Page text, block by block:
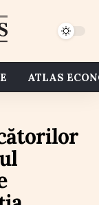
ATLAS